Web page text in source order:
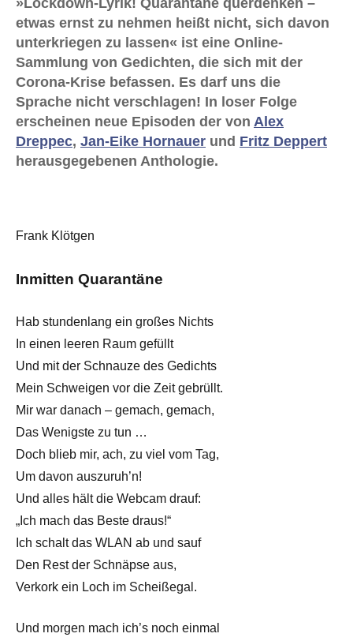
»Lockdown-Lyrik! Quarantäne querdenken –
etwas ernst zu nehmen heißt nicht, sich davon
unterkriegen zu lassen« ist eine Online-
Sammlung von Gedichten, die sich mit der
Corona-Krise befassen. Es darf uns die
Sprache nicht verschlagen! In loser Folge
erscheinen neue Episoden der von Alex
Dreppec, Jan-Eike Hornauer und Fritz Deppert
herausgegebenen Anthologie.
Frank Klötgen
Inmitten Quarantäne
Hab stundenlang ein großes Nichts
In einen leeren Raum gefüllt
Und mit der Schnauze des Gedichts
Mein Schweigen vor die Zeit gebrüllt.
Mir war danach – gemach, gemach,
Das Wenigste zu tun …
Doch blieb mir, ach, zu viel vom Tag,
Um davon auszuruh’n!
Und alles hält die Webcam drauf:
„Ich mach das Beste draus!“
Ich schalt das WLAN ab und sauf
Den Rest der Schnäpse aus,
Verkork ein Loch im Scheißegal.
Und morgen mach ich’s noch einmal